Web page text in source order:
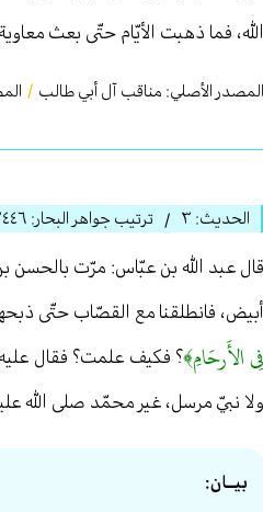
الله، فما ذهبت الأيّام حتّى بعث
المصدر الأصلي: مناقب آل أبي طالب /
الحديث: ٣ / ترتيب جواهر البحار:
قال عبد الله بن عبّاس: مرّت بالحسن
أبيض، فانطلقنا مع القصّاب حتّى
فِي الأَرحَامِ﴾؟ فكيف علمت؟ فقال عليه
ولا نبيّ مرسل، غير محمّد صلى الله
بيــان: